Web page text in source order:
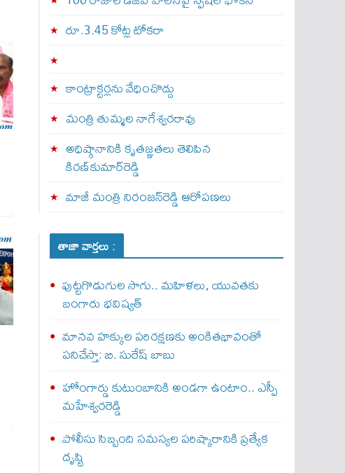
రూ.3.45 కోట్ల టోకరా
కాంట్రాక్టర్లను వేధించొద్దు
మంత్రి తుమ్మల నాగేశ్వరరావు
అధిష్ఠానానికి కృతజ్ఞతలు తెలిపిన
కిరణ్‌కుమార్‌రెడ్డి
మాజీ మంత్రి నిరంజన్‌రెడ్డి ఆరోపణలు
తాజా వార్తలు :
పుట్టగొడుగుల సాగు.. మహిళలు, యువతకు
బంగారు భవిష్యత్
మానవ హక్కుల పరిరక్షణకు అంకితభావంతో
పనిచేస్తా: బి. సురేష్ బాబు
హోంగార్డు కుటుంబానికి అండగా ఉంటాం.. ఎస్పీ
మహేశ్వరరెడ్డి
పోలీసు సిబ్బంది సమస్యల పరిష్కారానికి ప్రత్యేక
దృష్టి